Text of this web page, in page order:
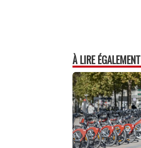
À LIRE ÉGALEMENT